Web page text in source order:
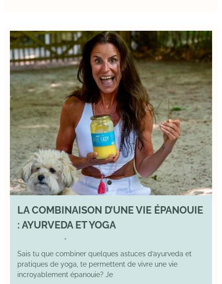
LA COMBINAISON D’UNE VIE ÉPANOUIE
: AYURVEDA ET YOGA
•
Sais tu que combiner quelques astuces d’ayurveda et
pratiques de yoga, te permettent de vivre une vie
incroyablement épanouie? Je